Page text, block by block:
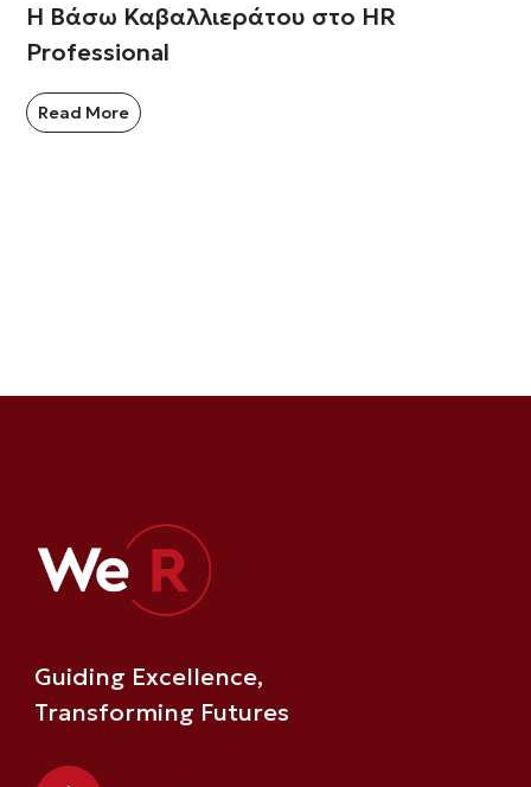
Η Βάσω Καβαλλιεράτου στο HR
Professional
Read More
Guiding Excellence,
Transforming Futures